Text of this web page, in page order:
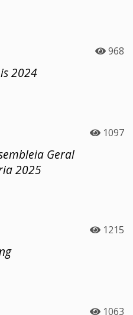
968
2024
1097
Geral
2025
1215
1063